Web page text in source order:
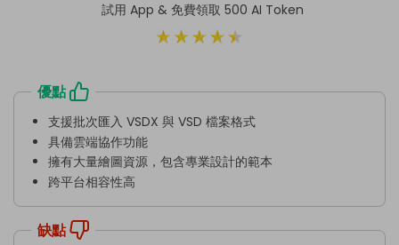
試用 App & 免費領取 500 AI Token
優點
支援批次匯入 VSDX 與 VSD 檔案格式
具備雲端協作功能
擁有大量繪圖資源，包含專業設計的範本
跨平台相容性高
缺點